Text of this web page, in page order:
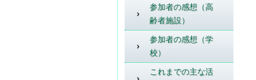
参加者の感想（高
齢者施設）
参加者の感想（学
校）
これまでの主な活